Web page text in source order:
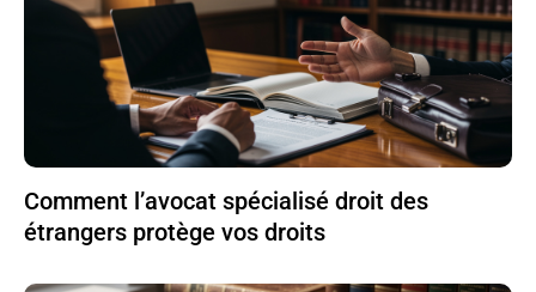
Comment l’avocat spécialisé droit des
étrangers protège vos droits